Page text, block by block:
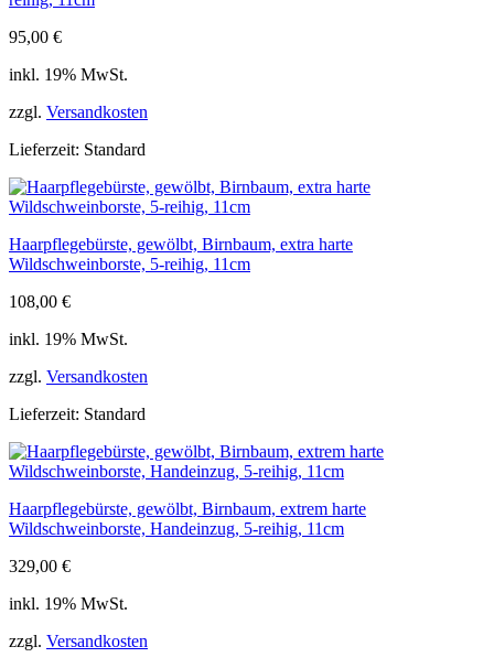
95,00 €
inkl. 19% MwSt.
zzgl. Versandkosten
Lieferzeit: Standard
Haarpflegebürste, gewölbt, Birnbaum, extra harte
Wildschweinborste, 5-reihig, 11cm
108,00 €
inkl. 19% MwSt.
zzgl. Versandkosten
Lieferzeit: Standard
Haarpflegebürste, gewölbt, Birnbaum, extrem harte
Wildschweinborste, Handeinzug, 5-reihig, 11cm
329,00 €
inkl. 19% MwSt.
zzgl. Versandkosten